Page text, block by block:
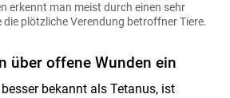
erkennt man meist durch einen sehr
die plötzliche Verendung betroffner Tiere.
über offene Wunden ein
besser bekannt als Tetanus, ist